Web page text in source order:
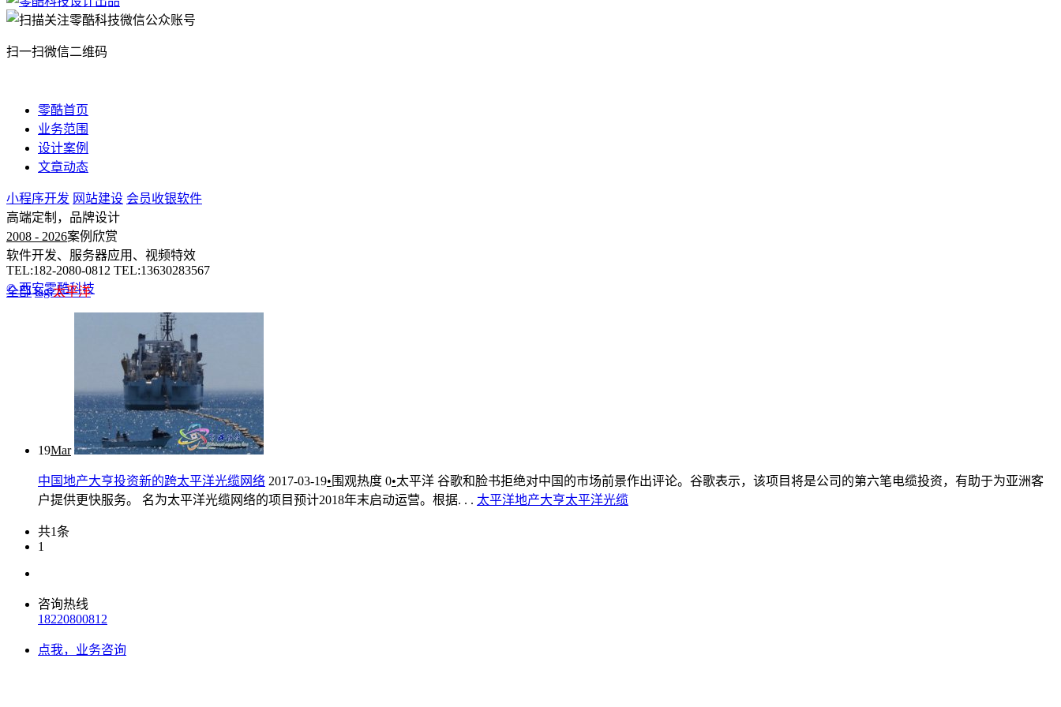
扫一扫微信二维码
零酷首页
业务范围
设计案例
文章动态
小程序开发 网站建设 会员收银软件
高端定制，品牌设计
2008 - 2026案例欣赏
软件开发、服务器应用、视频特效
TEL:182-2080-0812 TEL:13630283567
© 西安零酷科技
全部 tag:太平洋
19Mar
中国地产大亨投资新的跨太平洋光缆网络 2017-03-19• 围观热度 0•太平洋 谷歌和脸书拒绝对中国的市场前景作出评论。谷歌表示，该项目将是公司的第六笔电缆投资，有助于为亚洲客
户提供更快服务。 名为太平洋光缆网络的项目预计2018年末启动运营。根据. . . 太平洋地产大亨太平洋光缆
共1条
1
咨询热线
18220800812
点我，业务咨询